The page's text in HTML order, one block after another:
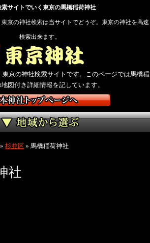
索サイトでいく東京の馬橋稲荷神社
京の神社検索は当サイトでどうぞ。東京の神社を高速
検索出来ます。
東京の神社検索サイトです。このページでは馬橋稲
図付き詳細情報を記しています。
» 杉並区 » 馬橋稲荷神社
社